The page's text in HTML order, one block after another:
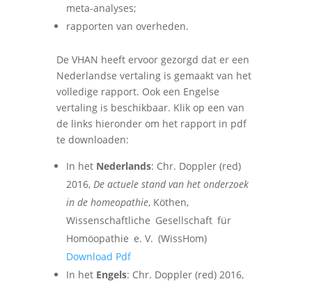
meta-analyses;
rapporten van overheden.
De VHAN heeft ervoor gezorgd dat er een
Nederlandse vertaling is gemaakt van het
volledige rapport. Ook een Engelse
vertaling is beschikbaar. Klik op een van
de links hieronder om het rapport in pdf
te downloaden:
In het Nederlands: Chr. Doppler (red)
2016, De actuele stand van het onderzoek
in de homeopathie, Köthen,
Wissenschaftliche Gesellschaft für
Homöopathie e. V. (WissHom)
Download Pdf
In het Engels: Chr. Doppler (red) 2016,